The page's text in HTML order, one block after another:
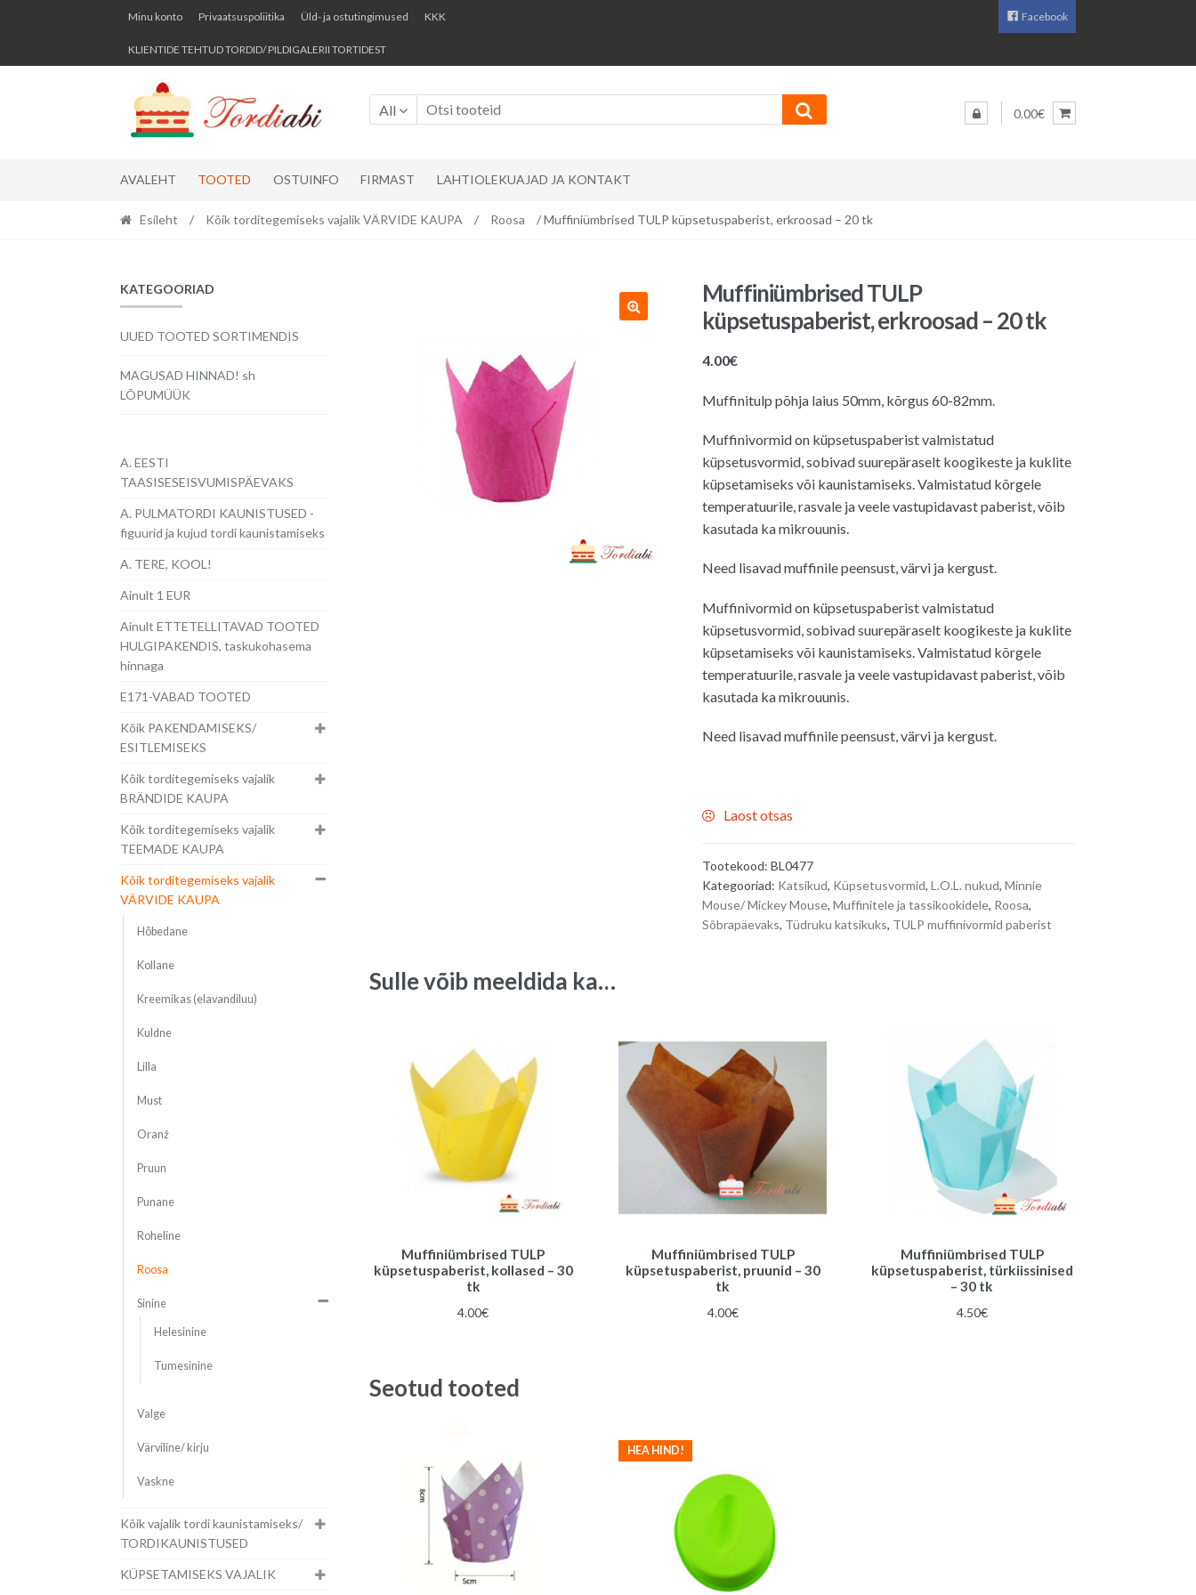
Skip
navigation
Skip
content
Minu konto Privaatsuspoliitika Üld- ja ostutingimused KKK
KLIENTIDE TEHTUD TORDID/ PILDIGALERII TORTIDEST
Facebook
All 0.00€
AVALEHT TOOTED OSTUINFO FIRMAST LAHTIOLEKUAJAD JA KONTAKT
Esileht / Kõik torditegemiseks vajalik VÄRVIDE KAUPA / Roosa / Muffiniümbrised TULP küpsetuspaberist, erkroosad – 20 tk
Muffiniümbrised TULP
küpsetuspaberist, erkroosad – 20 tk
4.00€
Muffinitulp põhja laius 50mm, kõrgus 60-82mm.
Muffinivormid on küpsetuspaberist valmistatud
küpsetusvormid, sobivad suurepäraselt koogikeste ja kuklite
küpsetamiseks või kaunistamiseks. Valmistatud kõrgele
temperatuurile, rasvale ja veele vastupidavast paberist, võib
kasutada ka mikrouunis.
Need lisavad muffinile peensust, värvi ja kergust.
Muffinivormid on küpsetuspaberist valmistatud
küpsetusvormid, sobivad suurepäraselt koogikeste ja kuklite
küpsetamiseks või kaunistamiseks. Valmistatud kõrgele
temperatuurile, rasvale ja veele vastupidavast paberist, võib
kasutada ka mikrouunis.
Need lisavad muffinile peensust, värvi ja kergust.
Laost otsas
Tootekood: BL0477
Kategooriad: Katsikud, Küpsetusvormid, L.O.L. nukud, Minnie
Mouse/ Mickey Mouse, Muffinitele ja tassikookidele, Roosa,
Sõbrapäevaks, Tüdruku katsikuks, TULP muffinivormid paberist
Sulle võib meeldida ka…
Muffiniümbrised TULP
küpsetuspaberist, kollased – 30
tk
4.00€
Muffiniümbrised TULP
küpsetuspaberist, pruunid – 30
tk
4.00€
Muffiniümbrised TULP
küpsetuspaberist, türkiissinised
– 30 tk
4.50€
Seotud tooted
HEA HIND!
KATEGOORIAD
UUED TOOTED SORTIMENDIS
MAGUSAD HINNAD! sh
LÕPUMÜÜK
A. EESTI
TAASISESEISVUMISPÄEVAKS
A. PULMATORDI KAUNISTUSED -
figuurid ja kujud tordi kaunistamiseks
A. TERE, KOOL!
Ainult 1 EUR
Ainult ETTETELLITAVAD TOOTED
HULGIPAKENDIS, taskukohasema
hinnaga
E171-VABAD TOOTED
Kõik PAKENDAMISEKS/
ESITLEMISEKS
Kõik torditegemiseks vajalik
BRÄNDIDE KAUPA
Kõik torditegemiseks vajalik
TEEMADE KAUPA
Kõik torditegemiseks vajalik
VÄRVIDE KAUPA
Hõbedane
Kollane
Kreemikas (elavandiluu)
Kuldne
Lilla
Must
Oranž
Pruun
Punane
Roheline
Roosa
Sinine
Helesinine
Tumesinine
Valge
Värviline/ kirju
Vaskne
Kõik vajalik tordi kaunistamiseks/
TORDIKAUNISTUSED
KÜPSETAMISEKS VAJALIK